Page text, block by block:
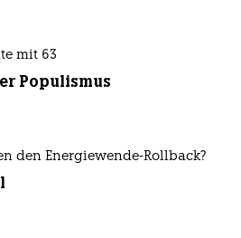
mit 63
Populismus
den Energiewende-Rollback?